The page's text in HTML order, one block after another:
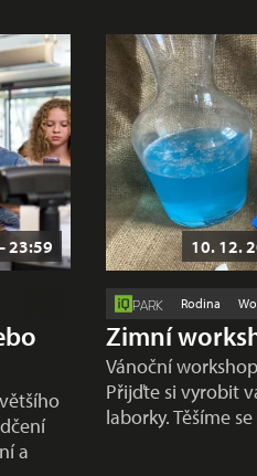
23:59
a
10. 12.
PARK Rodina
Zimní
Vánoční
Přijďte si vyrobit
laborky. Těšíme